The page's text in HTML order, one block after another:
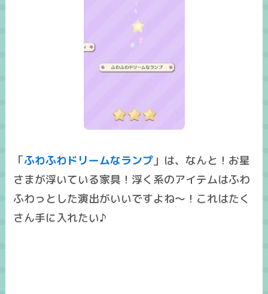
「ふわふわドリームなランプ 」は、なんと！お星
さまが浮いている家具！浮く系のアイテムはふわ
ふわっとした演出がいいですよね～！これはたく
さん手に入れたい♪